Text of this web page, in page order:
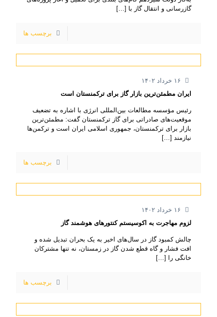
گازرسانی و انتقال گاز با […]
برچسب ها
۱۶ خرداد ۱۴۰۲
ایران مطمئن‌ترین بازار گاز برای ترکمنستان است
رئیس مؤسسه مطالعات بین‌المللی انرژی با اشاره به تضعیف
موقعیت‌های صادراتی برای گاز ترکمنستان گفت: مطمئن‌ترین
بازار برای ترکمنستان، جمهوری اسلامی ایران است و ترکمن‌ها
نیازمند […]
برچسب ها
۱۶ خرداد ۱۴۰۲
لزوم مهاجرت به اکوسیستم کنتورهای هوشمند گاز
چالش کمبود گاز در سال‌های اخیر به یک بحران تبدیل شده و
افت فشار و گاه قطع شدن گاز در زمستان، نه تنها مشترکان
خانگی را […]
برچسب ها